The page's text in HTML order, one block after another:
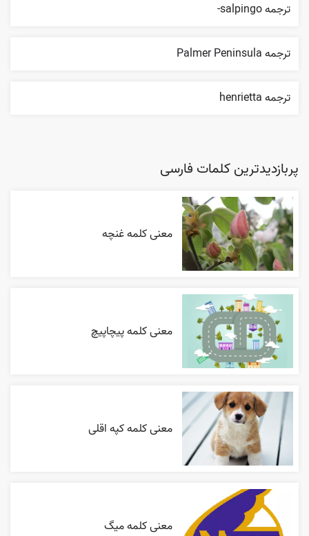
ترجمه salpingo-
ترجمه Palmer Peninsula
ترجمه henrietta
پربازدیدترین کلمات فارسی
معنی کلمه غنچه
معنی کلمه پیچاپیچ
معنی کلمه کپه اقلی
معنی کلمه میگ